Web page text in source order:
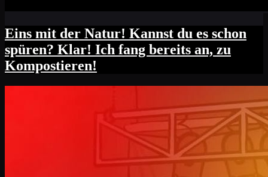
Eins mit der Natur! Kannst du es schon
spüren? Klar! Ich fang bereits an, zu
Kompostieren!